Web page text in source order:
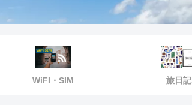
WiFI・SIM 旅日記